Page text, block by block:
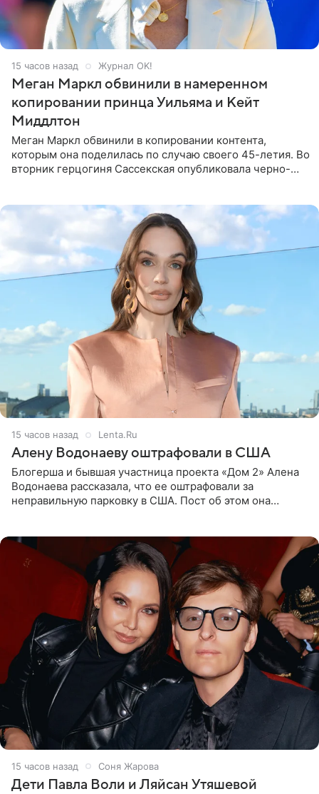
15 часов назад Журнал OK!
Меган Маркл обвинили в намеренном
копировании принца Уильяма и Кейт
Миддлтон
Меган Маркл обвинили в копировании контента,
которым она поделилась по случаю своего 45-летия. Во
вторник герцогиня Сассекская опубликовала черно-
15 часов назад Lenta.Ru
Алену Водонаеву оштрафовали в США
Блогерша и бывшая участница проекта «Дом 2» Алена
Водонаева рассказала, что ее оштрафовали за
неправильную парковку в США. Пост об этом она
15 часов назад Соня Жарова
Дети Павла Воли и Ляйсан Утяшевой